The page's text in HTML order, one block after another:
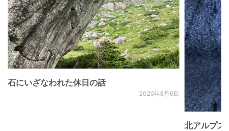
石にいざなわれた休日の話
2026年8月6日
北アルプ